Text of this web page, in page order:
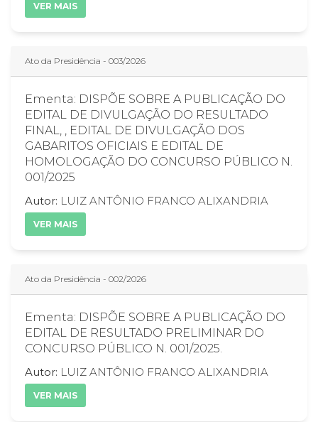
VER MAIS
Ato da Presidência - 003/2026
Ementa: DISPÕE SOBRE A PUBLICAÇÃO DO
EDITAL DE DIVULGAÇÃO DO RESULTADO
FINAL, , EDITAL DE DIVULGAÇÃO DOS
GABARITOS OFICIAIS E EDITAL DE
HOMOLOGAÇÃO DO CONCURSO PÚBLICO N.
001/2025
Autor: LUIZ ANTÔNIO FRANCO ALIXANDRIA
VER MAIS
Ato da Presidência - 002/2026
Ementa: DISPÕE SOBRE A PUBLICAÇÃO DO
EDITAL DE RESULTADO PRELIMINAR DO
CONCURSO PÚBLICO N. 001/2025.
Autor: LUIZ ANTÔNIO FRANCO ALIXANDRIA
VER MAIS